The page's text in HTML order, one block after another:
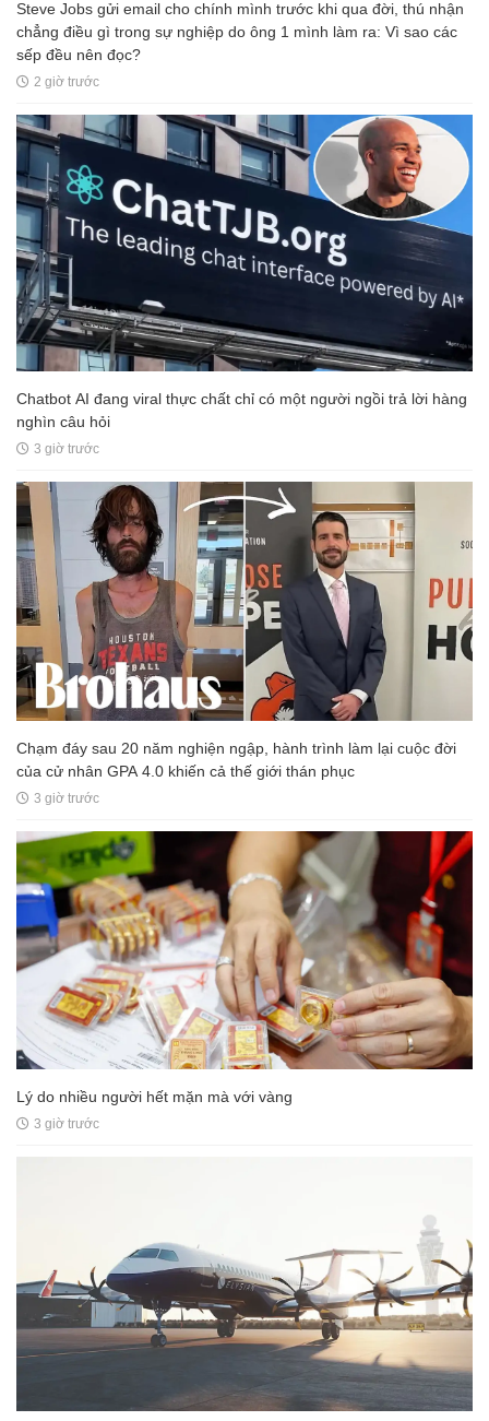
Steve Jobs gửi email cho chính mình trước khi qua đời, thú nhận
chẳng điều gì trong sự nghiệp do ông 1 mình làm ra: Vì sao các
sếp đều nên đọc?
2 giờ trước
Chatbot AI đang viral thực chất chỉ có một người ngồi trả lời hàng
nghìn câu hỏi
3 giờ trước
Chạm đáy sau 20 năm nghiện ngập, hành trình làm lại cuộc đời
của cử nhân GPA 4.0 khiến cả thế giới thán phục
3 giờ trước
Lý do nhiều người hết mặn mà với vàng
3 giờ trước